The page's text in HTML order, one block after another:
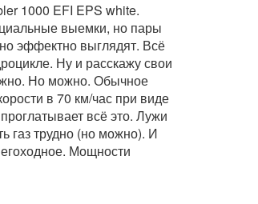
1000 EFI EPS white.
выемки, но пары
эффектно выглядят. Всё
Ну и расскажу свои
Но можно. Обычное
в 70 км/час при виде
всё это. Лужи
газ трудно (но можно). И
Мощности